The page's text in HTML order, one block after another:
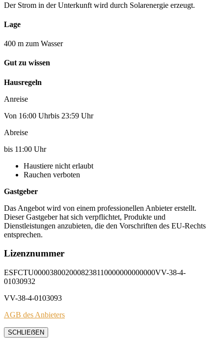
Der Strom in der Unterkunft wird durch Solarenergie erzeugt.
Lage
400 m zum Wasser
Gut zu wissen
Hausregeln
Anreise
Von 16:00 Uhrbis 23:59 Uhr
Abreise
bis 11:00 Uhr
Haustiere nicht erlaubt
Rauchen verboten
Gastgeber
Das Angebot wird von einem professionellen Anbieter erstellt.
Dieser Gastgeber hat sich verpflichtet, Produkte und
Dienstleistungen anzubieten, die den Vorschriften des EU-Rechts
entsprechen.
Lizenznummer
ESFCTU0000380020008238110000000000000VV-38-4-
01030932
VV-38-4-0103093
AGB des Anbieters
SCHLIEẞEN